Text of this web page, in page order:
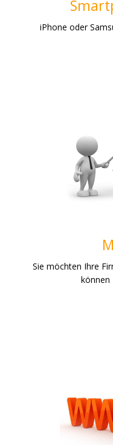
iPhone oder
Sie möchten Ihre
können
Online
Unsere Firma
Smartphone-
Luftaufnahmen.
Cycroft.de ist Ihr
gestalten Ihre